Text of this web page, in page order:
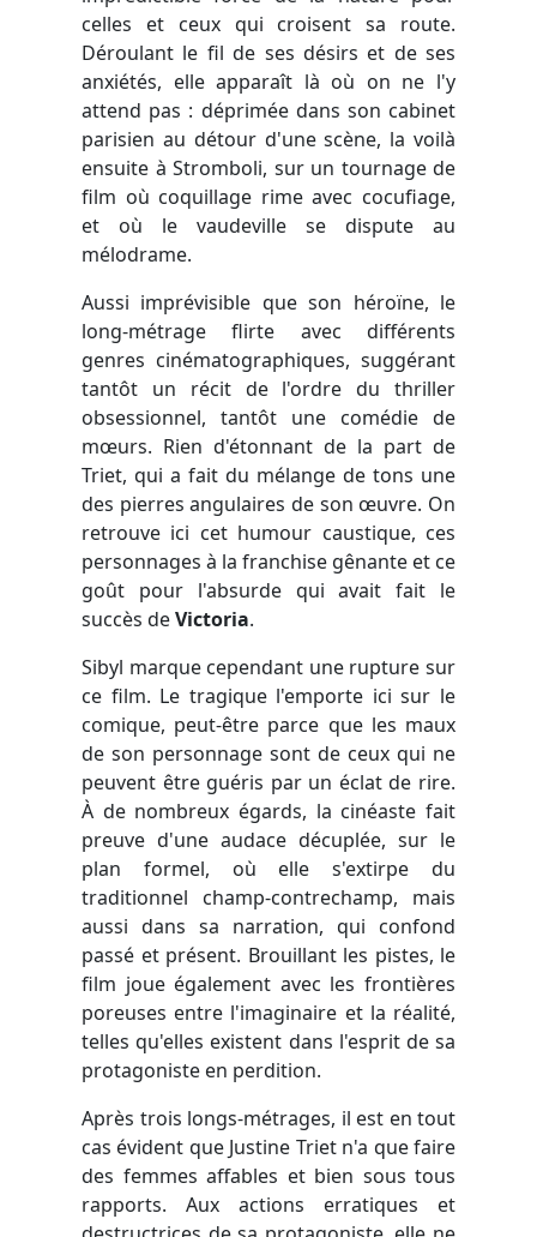
celles et ceux qui croisent sa route.
Déroulant le fil de ses désirs et de ses
anxiétés, elle apparaît là où on ne l'y
attend pas : déprimée dans son cabinet
parisien au détour d'une scène, la voilà
ensuite à Stromboli, sur un tournage de
film où coquillage rime avec cocufiage,
et où le vaudeville se dispute au
mélodrame.
Aussi imprévisible que son héroïne, le
long-métrage flirte avec différents
genres cinématographiques, suggérant
tantôt un récit de l'ordre du thriller
obsessionnel, tantôt une comédie de
mœurs. Rien d'étonnant de la part de
Triet, qui a fait du mélange de tons une
des pierres angulaires de son œuvre. On
retrouve ici cet humour caustique, ces
personnages à la franchise gênante et ce
goût pour l'absurde qui avait fait le
succès deVictoria.
Sibyl marque cependant une rupture sur
ce film. Le tragique l'emporte ici sur le
comique, peut-être parce que les maux
de son personnage sont de ceux qui ne
peuvent être guéris par un éclat de rire.
À de nombreux égards, la cinéaste fait
preuve d'une audace décuplée, sur le
plan formel, où elle s'extirpe du
traditionnel champ-contrechamp, mais
aussi dans sa narration, qui confond
passé et présent. Brouillant les pistes, le
film joue également avec les frontières
poreuses entre l'imaginaire et la réalité,
telles qu'elles existent dans l'esprit de sa
protagoniste en perdition.
Après trois longs-métrages, il est en tout
cas évident que Justine Triet n'a que faire
des femmes affables et bien sous tous
rapports. Aux actions erratiques et